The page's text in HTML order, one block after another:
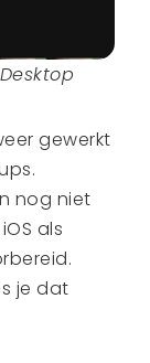
gewerkt
nog niet
als
je dat